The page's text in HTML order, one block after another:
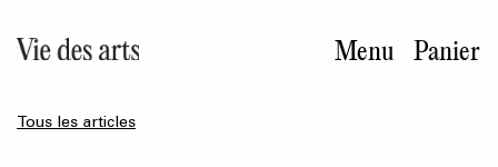
au
contenu
Menu Panier
Tous les articles